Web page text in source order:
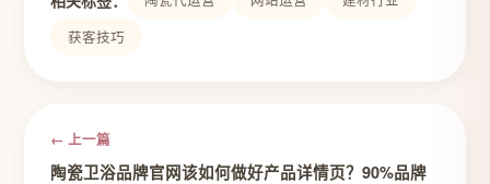
获客技巧
← 上一篇
陶瓷卫浴品牌官网该如何做好产品详情页？90%品牌